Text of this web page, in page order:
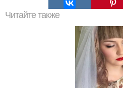
Читайте также